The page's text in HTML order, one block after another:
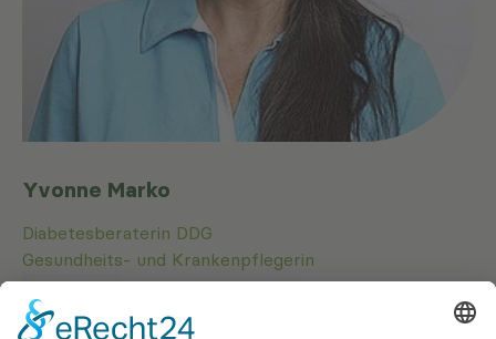
Yvonne Marko
Diabetesberaterin DDG
Gesundheits- und Krankenpflegerin